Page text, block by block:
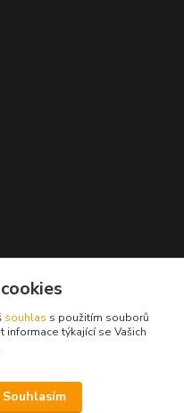
souhlas s použitím souborů
informace týkající se Vašich
Souhlasím